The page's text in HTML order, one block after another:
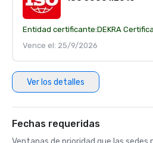
Entidad certificante:DEKRA
Vence el: 25/9/2026
Ver los detalles
Fechas requeridas